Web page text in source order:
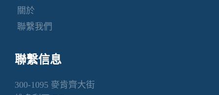
關於
聯繫我們
聯繫信息
300-1095 麥肯齊大街